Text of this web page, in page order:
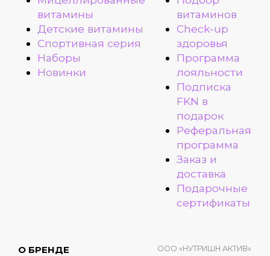
витамины
Детские витамины
Спортивная серия
Наборы
Новинки
витаминов
Check-up
здоровья
Программа
лояльности
Подписка
FKN в
подарок
Реферальная
программа
Заказ и
доставка
Подарочные
сертификаты
О БРЕНДЕ ООО «НУТРИШН АКТИВ»